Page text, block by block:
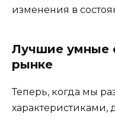
изменения в
Лучшие умные
рынке
Теперь, когда мы
характеристиками,